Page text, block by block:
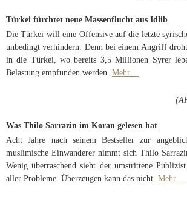
Türkei fürchtet neue Massenflucht aus Idlib
Die Türkei will eine Offensive auf die letzte
unbedingt verhindern. Denn bei einem Angriff
in die Türkei, wo bereits 3,5 Millionen Syrer
Belastung empfunden werden. Mehr…
Was Thilo Sarrazin im Koran gelesen hat
Acht Jahre nach seinem Bestseller zur
muslimische Einwanderer nimmt sich Thilo
Wenig überraschend sieht der umstrittene
aller Probleme. Überzeugen kann das nicht. Mehr…